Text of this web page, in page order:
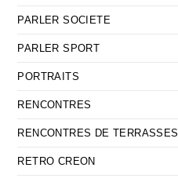
PARLER SOCIETE
PARLER SPORT
PORTRAITS
RENCONTRES
RENCONTRES DE TERRASSES
RETRO CREON